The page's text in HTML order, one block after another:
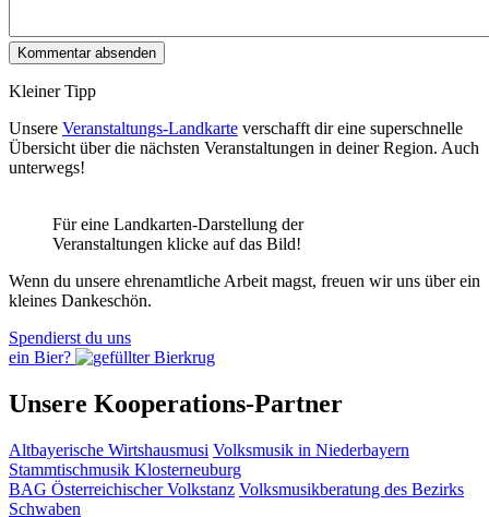
Kleiner Tipp
Unsere Veranstaltungs-Landkarte verschafft dir eine superschnelle
Übersicht über die nächsten Veranstaltungen in deiner Region. Auch
unterwegs!
Für eine Landkarten-Darstellung der
Veranstaltungen klicke auf das Bild!
Wenn du unsere ehrenamtliche Arbeit magst, freuen wir uns über ein
kleines Dankeschön.
Spendierst du uns
ein Bier?
Unsere Kooperations-Partner
Altbayerische Wirtshausmusi Volksmusik in Niederbayern
Stammtischmusik Klosterneuburg
BAG Österreichischer Volkstanz Volksmusikberatung des Bezirks
Schwaben